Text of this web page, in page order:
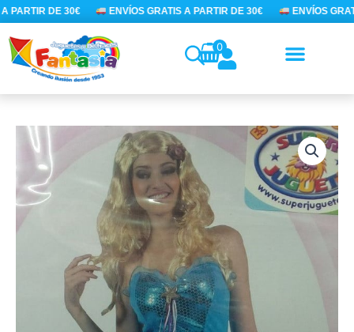
Ir
al
contenido
PARTIR DE 30€ ENVÍOS GRATIS A PARTIR DE 30€ ENVÍOS
0